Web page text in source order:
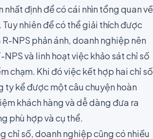
nhất định để có cái nhìn tổng quan về
Tuy nhiên để có thể giải thích được
NPS phản ánh, doanh nghiệp nên
NPS và linh hoạt việc khảo sát chỉ số
chạm. Khi đó việc kết hợp hai chỉ số
ty kể được một câu chuyện hoàn
khách hàng và dễ dàng đưa ra
phù hợp và cụ thể.
chỉ số, doanh nghiệp cũng có nhiều